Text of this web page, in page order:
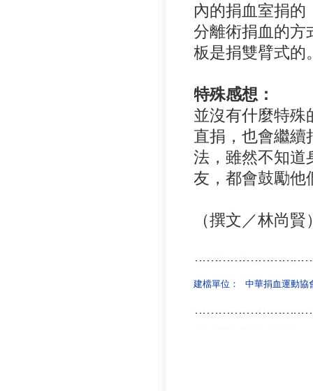
內的捐血室捐的
分離術捐血的方
板是捐雙臂式的
特殊感想：
並沒有什麼特殊
直捐，也會繼續
法，雖然不知道
友，都會鼓勵他
（撰文／林尚賢
建檔單位： 中華捐血運動協